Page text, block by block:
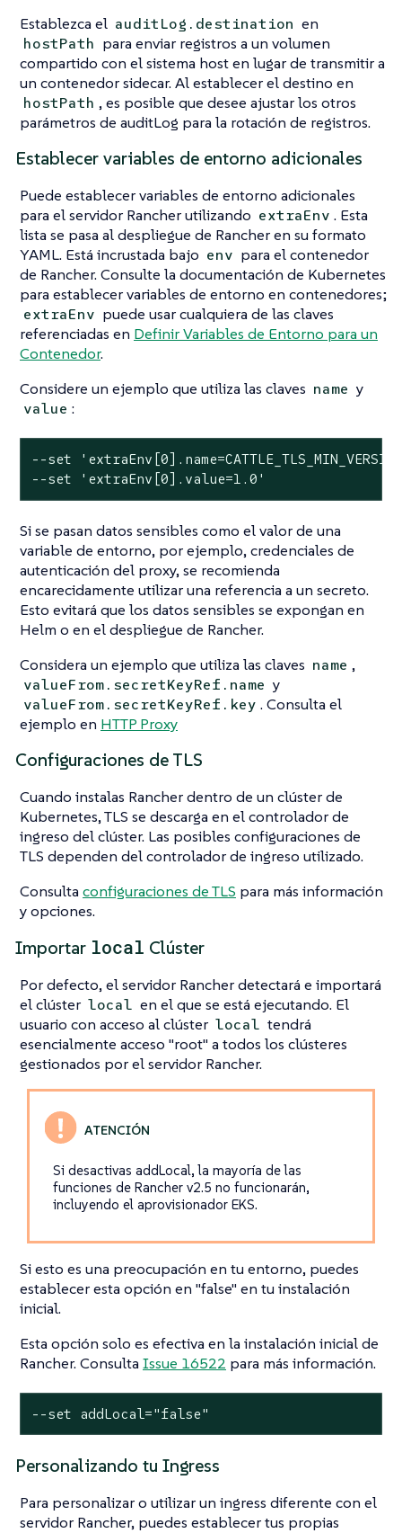
Establezca el auditLog.destination en
hostPath para enviar registros a un volumen
compartido con el sistema host en lugar de transmitir a
un contenedor sidecar. Al establecer el destino en
hostPath , es posible que desee ajustar los otros
parámetros de auditLog para la rotación de registros.
Establecer variables de entorno adicionales
Puede establecer variables de entorno adicionales
para el servidor Rancher utilizando extraEnv . Esta
lista se pasa al despliegue de Rancher en su formato
YAML. Está incrustada bajo env para el contenedor
de Rancher. Consulte la documentación de Kubernetes
para establecer variables de entorno en contenedores;
extraEnv puede usar cualquiera de las claves
referenciadas en Definir Variables de Entorno para un
Contenedor.
Considere un ejemplo que utiliza las claves name y
value :
--set
--set 'extraEnv[0].value=1.0'
Si se pasan datos sensibles como el valor de una
variable de entorno, por ejemplo, credenciales de
autenticación del proxy, se recomienda
encarecidamente utilizar una referencia a un secreto.
Esto evitará que los datos sensibles se expongan en
Helm o en el despliegue de Rancher.
Considera un ejemplo que utiliza las claves name ,
valueFrom.secretKeyRef.name y
valueFrom.secretKeyRef.key . Consulta el
ejemplo en HTTP Proxy
Configuraciones de TLS
Cuando instalas Rancher dentro de un clúster de
Kubernetes, TLS se descarga en el controlador de
ingreso del clúster. Las posibles configuraciones de
TLS dependen del controlador de ingreso utilizado.
Consulta configuraciones de TLS para más información
y opciones.
Importar local Clúster
Por defecto, el servidor Rancher detectará e importará
el clúster local en el que se está ejecutando. El
usuario con acceso al clúster local tendrá
esencialmente acceso "root" a todos los clústeres
gestionados por el servidor Rancher.
Si desactivas addLocal, la mayoría de las
funciones de Rancher v2.5 no funcionarán,
incluyendo el aprovisionador EKS.
Si esto es una preocupación en tu entorno, puedes
establecer esta opción en "false" en tu instalación
inicial.
Esta opción solo es efectiva en la instalación inicial de
Rancher. Consulta Issue 16522 para más información.
--set addLocal="false"
Personalizando tu Ingress
Para personalizar o utilizar un ingress diferente con el
servidor Rancher, puedes establecer tus propias